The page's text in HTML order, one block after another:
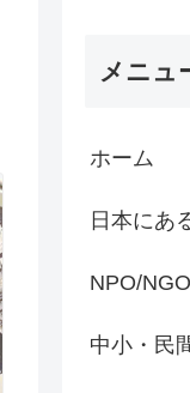
メニュ
ホーム
日本にあ
NPO/
中小・民